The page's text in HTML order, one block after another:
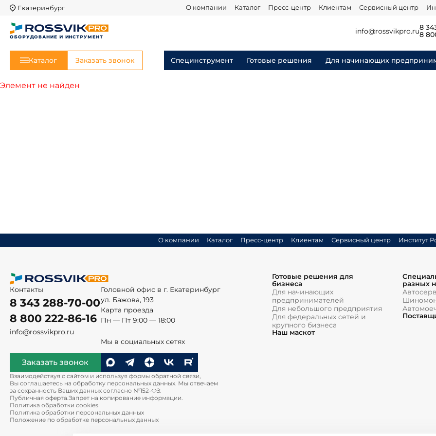
Екатеринбург О компании Каталог Пресс-центр Клиентам Сервисный центр
ОБОРУДОВАНИЕ И ИНСТРУМЕНТ
info@rossvikpro.ru8
8
Каталог Заказать звонок Специнструмент Готовые решения Для начинающих
Элемент не найден
О компании Каталог Пресс-центр Клиентам Сервисный центр Институт
Контакты
8 343 288-70-00
8 800 222-86-16
info@rossvikpro.ru
Заказать звонок
Головной офис в г. Екатеринбург
ул. Бажова, 193
Карта проезда
Пн — Пт 9:00 — 18:00
Мы в социальных сетях
Взаимодействуя с сайтом и используя формы обратной связи,
Вы соглашаетесь на обработку персональных данных. Мы отвечаем
за сохранность Ваших данных согласно №152-ФЗ:
Публичная оферта. Запрет на копирование информации.
Политика обработки cookies
Политика обработки персональных данных
Положение по обработке персональных данных
Готовые решения для
бизнеса
Для начинающих
предпринимателей
Для небольшого предприятия
Для федеральных сетей и
крупного бизнеса
Наш маскот
разных